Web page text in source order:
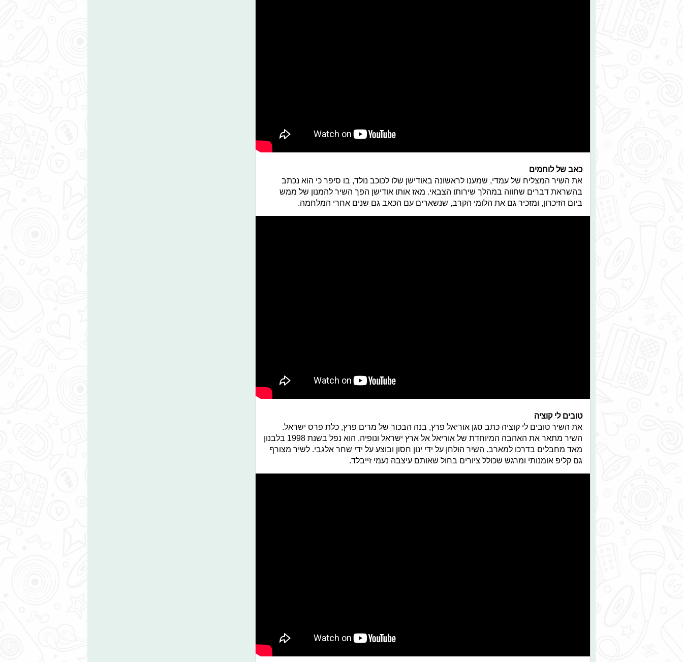
כאב של לוחמים
את השיר המצליח של עמדי, שמענו לראשונה באודישן שלו לכוכב נולד, בו סיפר כי הוא נכתב
בהשראת דברים שחווה במהלך שירותו הצבאי. מאז אותו אודישן הפך השיר להמנון של ממש
ביום הזיכרון, ומזכיר גם את הלומי הקרב, שנשארים עם הכאב גם שנים אחרי המלחמה.
טובים לי קוציה
את השיר טובים לי קוציה כתב סגן אוריאל פרץ, בנה הבכור של מרים פרץ, כלת פרס ישראל.
השיר מתאר את האהבה המיוחדת של אוריאל אל ארץ ישראל ונופיה. הוא נפל בשנת 1998 בלבנון
מאד מחבלים בדרכו למארב. השיר הולחן על ידי ינון חסון ובוצע על ידי שחר אלגבי. לשיר מצורף
גם קליפ אומנותי ומרגש שכולל ציורים בחול שאותם עיצבה נעמי זייבלד.